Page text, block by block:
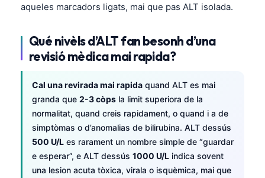
aqueles marcadors ligats, mai que pas ALT isolada.
Qué nivèls d’ALT fan besonh d’una
revisió mèdica mai rapida?
Cal una revirada mai rapida quand ALT es mai
granda que 2-3 còps la limit superiora de la
normalitat, quand creis rapidament, o quand i a de
simptòmas o d’anomalias de bilirubina. ALT dessús
500 U/L es rarament un nombre simple de “guardar
e esperar”, e ALT dessús 1000 U/L indica sovent
una lesion acuta tòxica, virala o isquèmica, mai que
简体中文
فارسی
Български
Dansk
Nederlands
Bahasa Indonesia
Íslenska